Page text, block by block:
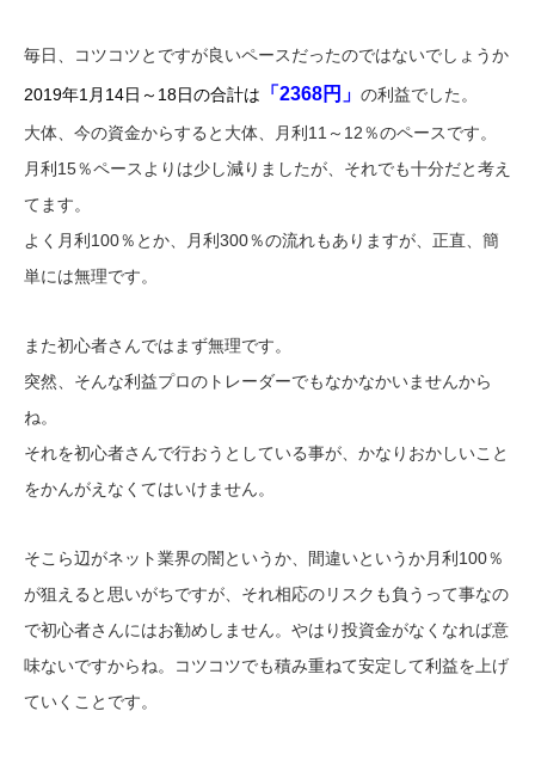
毎日、コツコツとですが良いペースだったのではないでしょうか
2019年1月14日～18日の合計は 「2368円」 の利益でした。
大体、今の資金からすると大体、月利11～12％のペースです。
月利15％ペースよりは少し減りましたが、それでも十分だと考え
てます。
よく月利100％とか、月利300％の流れもありますが、正直、簡
単には無理です。
また初心者さんではまず無理です。
突然、そんな利益プロのトレーダーでもなかなかいませんから
ね。
それを初心者さんで行おうとしている事が、かなりおかしいこと
をかんがえなくてはいけません。
そこら辺がネット業界の闇というか、間違いというか月利100％
が狙えると思いがちですが、それ相応のリスクも負うって事なの
で初心者さんにはお勧めしません。やはり投資金がなくなれば意
味ないですからね。コツコツでも積み重ねて安定して利益を上げ
ていくことです。